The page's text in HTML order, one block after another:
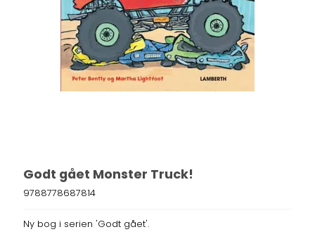
Godt gået Monster Truck!
9788778687814
Ny bog i serien 'Godt gået'.